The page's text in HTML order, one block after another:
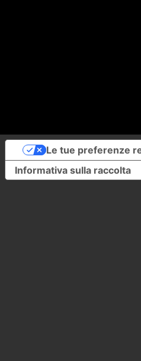
Informativa sulla raccolta
Le tue preferenze